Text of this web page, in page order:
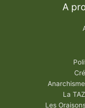
A
La
Les